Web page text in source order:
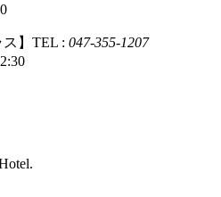
ス】TEL : 047-355-1207